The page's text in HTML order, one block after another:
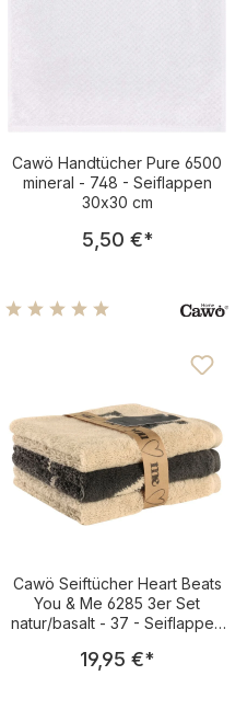
Cawö Handtücher Pure 6500
mineral - 748 - Seiflappen
30x30 cm
Regulärer Preis:
5,50 €*
Cawö Seiftücher Heart Beats
You & Me 6285 3er Set
natur/basalt - 37 - Seiflappen
Regulärer Preis:
19,95 €*